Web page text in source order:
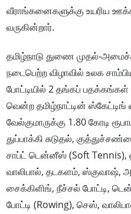
வீராங்கனைகளுக்கு உயரிய
வருகின்றார்.
தமிழ்நாடு துணை முதல்-
நடைபெற்ற விழாவில் உலக
போட்டியில் 2 தங்கப்
வென்ற தமிழ்நாட்டின்
வேல்குமாருக்கு 1.80 கோடி
துப்பாக்கி சுடுதல்,
சாப்ட் டென்னீஸ் (Soft Tennis),
வாலிபால், தடகளம், ஸ்குவாஷ்,
சைக்கிளிங், நீச்சல் போட்டி,
போட்டி (Rowing), செஸ்,